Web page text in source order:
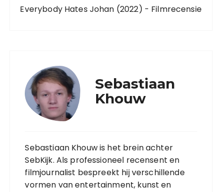
Everybody Hates Johan (2022) - Filmrecensie
Sebastiaan
Khouw
Sebastiaan Khouw is het brein achter
SebKijk. Als professioneel recensent en
filmjournalist bespreekt hij verschillende
vormen van entertainment, kunst en